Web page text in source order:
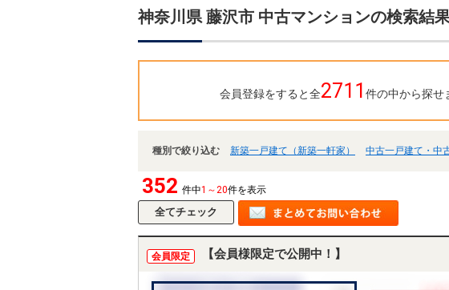
神奈川県 藤沢市 中古マンションの検索結
会員登録をすると全2711 件の中から探せ
種別で絞り込む 新築一戸建て（新築一軒家） 中古一戸建て・中
352 件中1～20件を表示
会員限定 【会員様限定で公開中！】